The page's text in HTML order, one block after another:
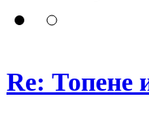
Re: Топене